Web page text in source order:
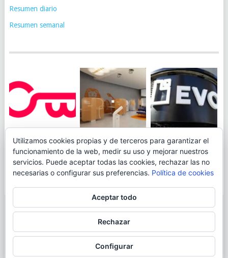
Resumen diario
Resumen semanal
JUEGA AL
CANICÓDROMO
DIGITAL DE
OPENBANK
ING TOCA SUELO EN
LA RENTABILIDAD
DE SU CUENTA
NARANJA: 0,01% TAE
EVO BANK
PERMITIRÁ
INGRESAR DINERO
DESDE LAS OFICINAS
© 2026BLOGAHORRO.
CONTACTA CON EL AUTOR
MAPA DE LA WEB
MÁS INFORMACIÓN SOBRE LAS COOKIES
Utilizamos cookies propias y de terceros para garantizar el
funcionamiento de la web, medir su uso y mejorar nuestros
servicios. Puede aceptar todas las cookies, rechazar las no
necesarias o configurar sus preferencias. Política de cookies
Aceptar todo
Rechazar
Configurar